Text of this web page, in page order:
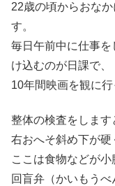
22歳の頃からおな
す。
毎日午前中に仕事
け込むのが日課で、
10年間映画を観に
整体の検査をします
右おへそ斜め下が硬
ここは食物などが小
回盲弁（かいもうべ